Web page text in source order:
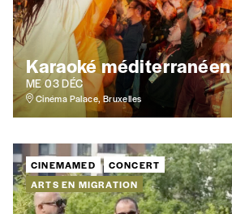
Karaoké méditerranéen
ME 03 DÉC
Cinéma Palace, Bruxelles
CINEMAMED
CONCERT
ARTS EN MIGRATION